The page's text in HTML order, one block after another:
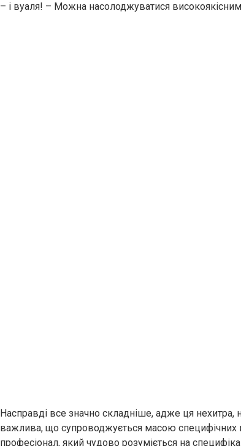
– і вуаля! – Можна насолоджуватися
Насправді все значно складніше, адже ця
важлива, що супроводжується масою
професіонал, який чудово розуміється на